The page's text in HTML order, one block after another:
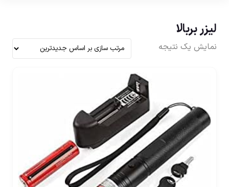
لیزر بربالا
نمایش یک نتیجه